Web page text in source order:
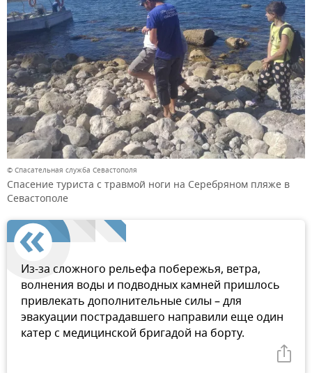
© Спасательная служба Севастополя
Спасение туриста с травмой ноги на Серебряном пляже в
Севастополе
Из-за сложного рельефа побережья, ветра,
волнения воды и подводных камней пришлось
привлекать дополнительные силы – для
эвакуации пострадавшего направили еще один
катер с медицинской бригадой на борту.